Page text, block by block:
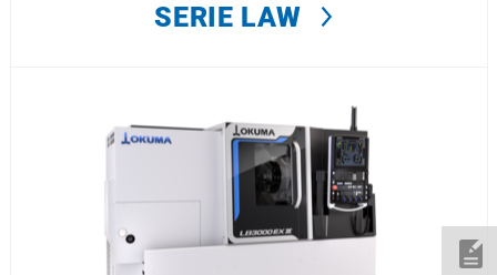
SERIE LAW